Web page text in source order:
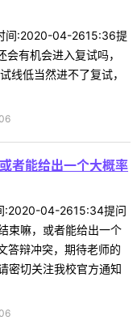
间:2020-04-2615:36提
有机会进入复试吗，
线低当然进不了复试，
者能给出一个大概率
:2020-04-2615:34提问
束嘛，或者能给出一个
答辩冲突，期待老师的
密切关注我校官方通知